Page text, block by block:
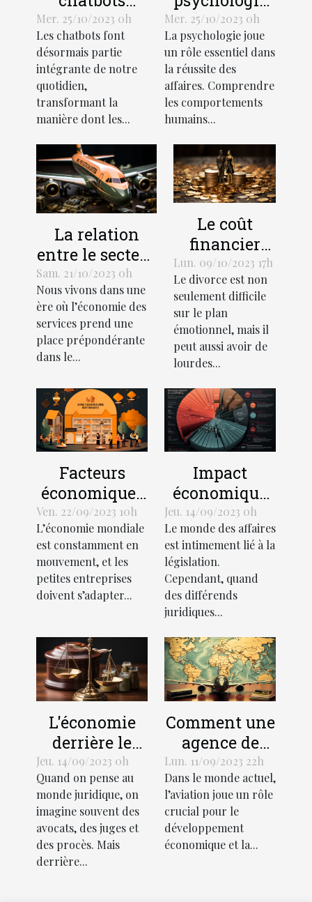
transforment-
ils
l'économie?
Mer. 25/10/2023 0h
Les chatbots font
désormais partie
intégrante de notre
quotidien,
transformant la
manière dont les...
de l'efficacité
en affaires
Mer. 25/10/2023 0h
La psychologie joue
un rôle essentiel dans
la réussite des
affaires. Comprendre
les comportements
humains...
La relation
entre le secteur
des services et
le
développement
économique
Sam. 21/10/2023 0h
Nous vivons dans une
ère où l’économie des
services prend une
place prépondérante
dans le...
Le coût
financier
d'un divorce:
Comment
gérer votre
budget
Lun. 09/10/2023 17h
Le divorce est non
seulement difficile
sur le plan
émotionnel, mais il
peut aussi avoir de
lourdes...
Facteurs
économiques
influant sur la
croissance
des petites
entreprises
Ven. 22/09/2023 10h
L’économie mondiale
est constamment en
mouvement, et les
petites entreprises
doivent s’adapter...
Impact
économique
des litiges
juridiques
Jeu. 14/09/2023 0h
Le monde des affaires
est intimement lié à la
législation.
Cependant, quand
des différends
juridiques...
L'économie
derrière le
support
juridique :
coûts et
avantages
Jeu. 14/09/2023 0h
Quand on pense au
monde juridique, on
imagine souvent des
avocats, des juges et
des procès. Mais
derrière...
Comment une
agence de
traduction
aéronautique
peut stimuler
l'économie
mondiale
Lun. 11/09/2023 22h
Dans le monde actuel,
l’aviation joue un rôle
crucial pour le
développement
économique et la...